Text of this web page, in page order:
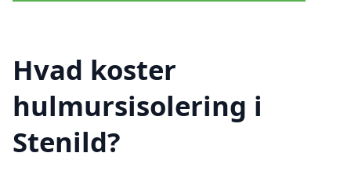
Hvad koster
hulmursisolering i
Stenild?